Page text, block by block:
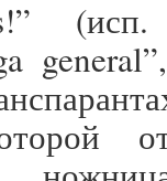
(исп.